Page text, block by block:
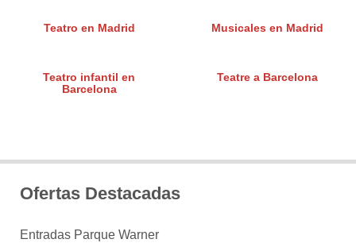
Teatro en Madrid Musicales en Madrid
Teatro infantil en
Barcelona
Teatre a Barcelona
Ofertas Destacadas
Entradas Parque Warner